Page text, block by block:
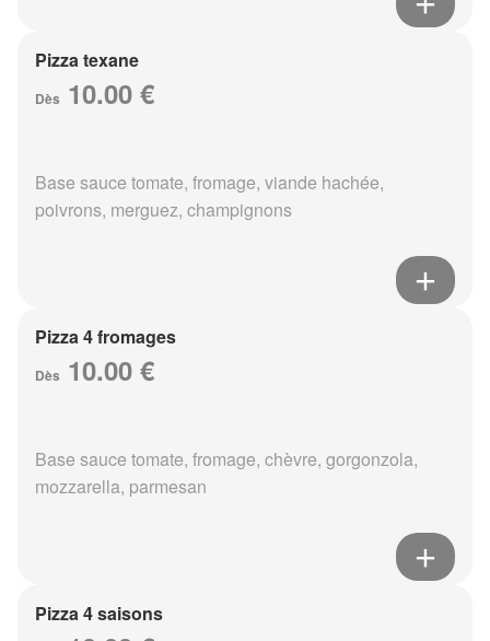
Pizza texane
Dès 10.00 €
Base sauce tomate, fromage, viande hachée,
poivrons, merguez, champignons
Pizza 4 fromages
Dès 10.00 €
Base sauce tomate, fromage, chèvre, gorgonzola,
mozzarella, parmesan
Pizza 4 saisons